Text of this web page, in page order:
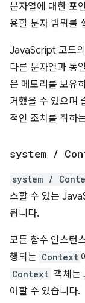
문자열에 대한 포
용할 문자 범위를
JavaScript 코드
다른 문자열과 동
은 메모리를 보유
거했을 수 있으며
적인 조치를 취하
system /
system /
스할 수 있는
됩니다.
모든 함수 인스턴
행되는 Context
Context 객체는
어할 수 있습니다.